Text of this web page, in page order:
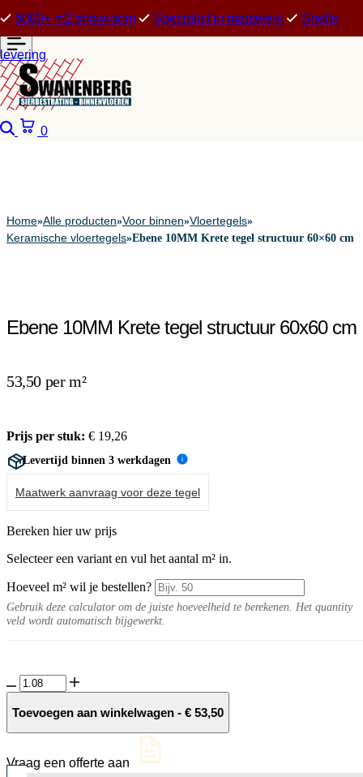
5000+ m2 showroom Specialist in maatwerk Snelle
levering
Zoeken
0
Home»Alle producten»Voor binnen»Vloertegels»
Keramische vloertegels»Ebene 10MM Krete tegel structuur 60×60 cm
Ebene 10MM Krete tegel structuur 60x60 cm
53,50 per m²
Prijs per stuk: € 19,26
Levertijd binnen 3 werkdagen i
Maatwerk aanvraag voor deze tegel
Bereken hier uw prijs
Selecteer een variant en vul het aantal m² in.
Hoeveel m² wil je bestellen?
Gebruik deze calculator om de juiste hoeveelheid te berekenen. Het quantity
veld wordt automatisch bijgewerkt.
Ebene
10MM
Krete
cm
Toevoegen aan winkelwagen - € 53,50
Vraag een offerte aan